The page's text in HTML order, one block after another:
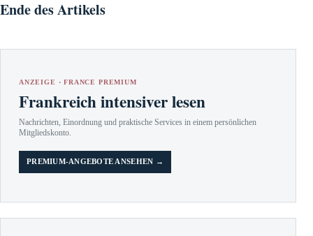
Ende des Artikels
ANZEIGE · FRANCE PREMIUM
Frankreich intensiver lesen
Nachrichten, Einordnung und praktische Services in einem persönlichen
Mitgliedskonto.
PREMIUM-ANGEBOTE ANSEHEN →